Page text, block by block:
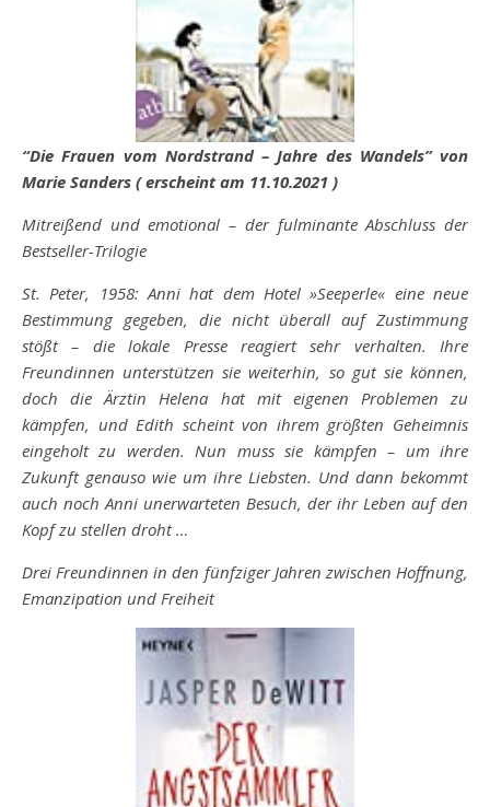
“Die Frauen vom Nordstrand – Jahre des Wandels” von
Marie Sanders ( erscheint am 11.10.2021 )
Mitreißend und emotional – der fulminante Abschluss der
Bestseller-Trilogie
St. Peter, 1958: Anni hat dem Hotel »Seeperle« eine neue
Bestimmung gegeben, die nicht überall auf Zustimmung
stößt – die lokale Presse reagiert sehr verhalten. Ihre
Freundinnen unterstützen sie weiterhin, so gut sie können,
doch die Ärztin Helena hat mit eigenen Problemen zu
kämpfen, und Edith scheint von ihrem größten Geheimnis
eingeholt zu werden. Nun muss sie kämpfen – um ihre
Zukunft genauso wie um ihre Liebsten. Und dann bekommt
auch noch Anni unerwarteten Besuch, der ihr Leben auf den
Kopf zu stellen droht …
Drei Freundinnen in den fünfziger Jahren zwischen Hoffnung,
Emanzipation und Freiheit